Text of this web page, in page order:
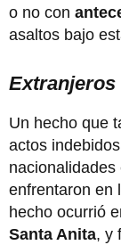
o no con
asaltos bajo
Extranjeros
Un hecho que
actos
enfrentaron en
hecho ocurrió
Santa Anita, y